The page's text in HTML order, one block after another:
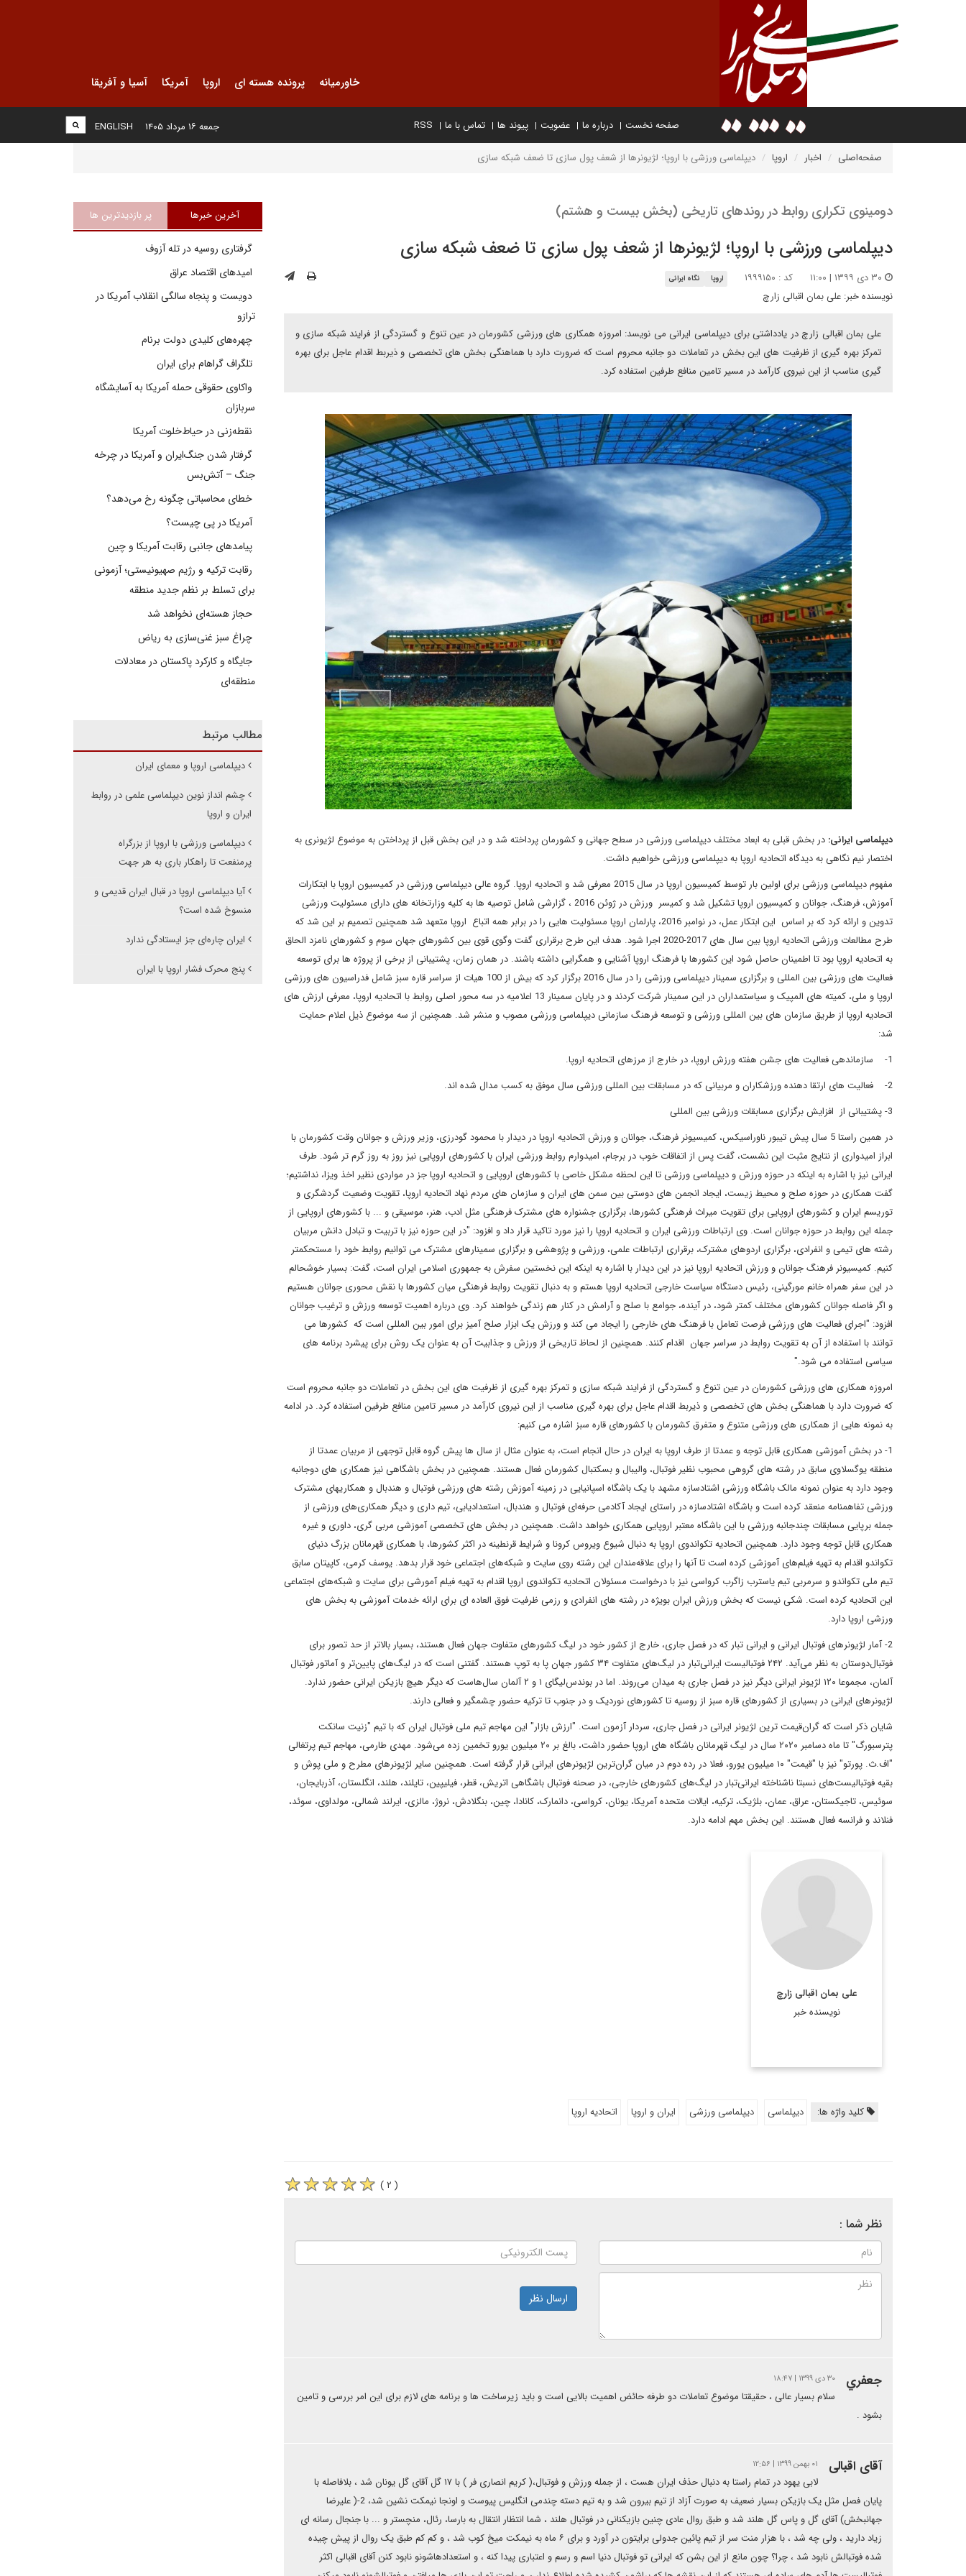
خاورمیانه پرونده هسته ای اروپا آمریکا آسیا و آفریقا
صفحه نخست درباره ما عضویت پیوند ها تماس با ما RSS
ENGLISH جمعه ۱۶ مرداد ۱۴۰۵
صفحه‌اصلی اخبار اروپا دیپلماسی ورزشی با اروپا؛ لژیونرها از شعف پول سازی تا ضعف شبکه سازی
دومینوی تکراری روابط در روندهای تاریخی (بخش بیست و هشتم)
دیپلماسی ورزشی با اروپا؛ لژیونرها از شعف پول سازی تا ضعف شبکه سازی
کد : ۱۹۹۹۱۵۰ اروپا نگاه ایرانی
نویسنده خبر: علی بمان اقبالی زارچ
علی بمان اقبالی زارچ در یادداشتی برای دیپلماسی ایرانی می نویسد: امروزه همکاری های ورزشی کشورمان در عین تنوع و گستردگی از فرایند شبکه سازی و
تمرکز بهره گیری از ظرفیت های این بخش در تعاملات دو جانبه محروم است که ضرورت دارد با هماهنگی بخش های تخصصی و ذیربط اقدام عاجل برای بهره
گیری مناسب از این نیروی کارآمد در مسیر تامین منافع طرفین استفاده کرد.
دیپلماسی ایرانی: در بخش قبلی به ابعاد مختلف دیپلماسی ورزشی در سطح جهانی و کشورمان پرداخته شد و در این بخش قبل از پرداختن به موضوع لژیونری به
اختصار نیم نگاهی به دیدگاه اتحادیه اروپا به دیپلماسی ورزشی خواهیم داشت.
مفهوم دیپلماسی ورزشی برای اولین بار توسط کمیسیون اروپا در سال 2015 معرفی شد و اتحادیه اروپا. گروه عالی دیپلماسی ورزشی در کمیسیون اروپا با ابتکارات
آموزش، فرهنگ، جوانان و کمیسیون اروپا تشکیل شد و کمیسر ورزش در ژوئن 2016 ، گزارشی شامل توصیه ها به کلیه وزارتخانه های دارای مسئولیت ورزشی
تدوین و ارائه کرد که بر اساس این ابتکار عمل، در نوامبر 2016، پارلمان اروپا مسئولیت هایی را در برابر همه اتباع اروپا متعهد شد همچنین تصمیم بر این شد که
طرح مطالعات ورزشی اتحادیه اروپا بین سال های 2017-2020 اجرا شود. هدف این طرح برقراری گفت وگوی قوی بین کشورهای جهان سوم و کشورهای نامزد الحاق
به اتحادیه اروپا بود تا اطمینان حاصل شود این کشورها با فرهنگ اروپا آشنایی و همگرایی داشته باشند. در همان زمان، پشتیبانی از برخی از پروژه ها برای توسعه
فعالیت های ورزشی بین المللی و برگزاری سمینار دیپلماسی ورزشی را در سال 2016 برگزار کرد که بیش از 100 هیات از سراسر قاره سبز شامل فدراسیون های ورزشی
اروپا و ملی، کمیته های المپیک و سیاستمداران در این سمینار شرکت کردند و در پایان سمینار 13 اعلامیه در سه محور اصلی روابط با اتحادیه اروپا، معرفی ارزش های
اتحادیه اروپا از طریق سازمان های بین المللی ورزشی و توسعه فرهنگ سازمانی دیپلماسی ورزشی مصوب و منشر شد. همچنین از سه موضوع ذیل اعلام حمایت
شد:
1- سازماندهی فعالیت های جشن هفته ورزش اروپا، در خارج از مرزهای اتحادیه اروپا.
2- فعالیت های ارتقا دهنده ورزشکاران و مربیانی که در مسابقات بین المللی ورزشی سال موفق به کسب مدال شده اند.
3- پشتیبانی از افزایش برگزاری مسابقات ورزشی بین المللی
در همین راستا 5 سال پیش تیبور ناوراسیکس، کمیسیونر فرهنگ، جوانان و ورزش اتحادیه اروپا در دیدار با محمود گودرزی، وزیر ورزش و جوانان وقت کشورمان با
ابراز امیدواری از نتایج مثبت این نشست، گفت پس از اتفاقات خوب در برجام، امیدوارم روابط ورزشی ایران با کشورهای اروپایی نیز روز به روز گرم تر شود. طرف
ایرانی نیز با اشاره به اینکه در حوزه ورزش و دیپلماسی ورزشی تا این لحظه مشکل خاصی با کشورهای اروپایی و اتحادیه اروپا جز در مواردی نظیر اخذ ویزا، نداشتیم؛
گفت همکاری در حوزه صلح و محیط زیست، ‌ایجاد انجمن های دوستی بین سمن های ایران و سازمان های مردم نهاد اتحادیه اروپا، تقویت وضعیت گردشگری و
توریسم ایران و کشورهای اروپایی برای تقویت میراث فرهنگی کشورها، برگزاری جشنواره های مشترک فرهنگی مثل ادب، هنر، موسیقی و ... با کشورهای اروپایی از
جمله این روابط در حوزه جوانان است. وی ارتباطات ورزشی ایران و اتحادیه اروپا را نیز مورد تاکید قرار داد و افزود: "در این حوزه نیز با تربیت و تبادل دانش مربیان
رشته های تیمی و انفرادی، برگزاری اردوهای مشترک، برقراری ارتباطات علمی، ورزشی و پژوهشی و برگزاری سمینارهای مشترک می توانیم روابط خود را مستحکمتر
کنیم. کمیسیونر فرهنگ جوانان و ورزش اتحادیه اروپا نیز در این دیدار با اشاره به اینکه این نخستین سفرش به جمهوری اسلامی ایران است، گفت: بسیار خوشحالم
در این سفر همراه خانم مورگینی، رئیس دستگاه سیاست خارجی اتحادیه اروپا هستم و به دنبال تقویت روابط فرهنگی میان کشورها با نقش محوری جوانان هستیم
و اگر فاصله جوانان کشورهای مختلف کمتر شود، در آینده، جوامع با صلح و آرامش در کنار هم زندگی خواهند کرد. وی درباره اهمیت توسعه ورزش و ترغیب جوانان
افزود: "اجرای فعالیت های ورزشی فرصت تعامل با فرهنگ های خارجی را ایجاد می کند و ورزش یک ابزار صلح آمیز برای امور بین المللی است که کشورها می
توانند با استفاده از آن به تقویت روابط در سراسر جهان اقدام کنند. همچنین از لحاظ تاریخی از ورزش و جذابیت آن به عنوان یک روش برای پیشرد برنامه های
سیاسی استفاده می شود."
امروزه همکاری های ورزشی کشورمان در عین تنوع و گستردگی از فرایند شبکه سازی و تمرکز بهره گیری از ظرفیت های این بخش در تعاملات دو جانبه محروم است
که ضرورت دارد با هماهنگی بخش های تخصصی و ذیربط اقدام عاجل برای بهره گیری مناسب از این نیروی کارآمد در مسیر تامین منافع طرفین استفاده کرد. در ادامه
به نمونه هایی از همکاری های ورزشی متنوع و متفرق کشورمان با کشورهای قاره سبز اشاره می کنیم:
1- در بخش آموزشی همکاری قابل توجه و عمدتا از طرف اروپا به ایران در حال انجام است، به عنوان مثال از سال ها پیش گروه قابل توجهی از مربیان عمدتا از
منطقه یوگسلاوی سابق در رشته های گروهی محبوب نظیر فوتبال، والیبال و بسکتبال کشورمان فعال هستند. همچنین در بخش باشگاهی نیز همکاری های دوجانبه
وجود دارد به عنوان نمونه مالک باشگاه ورزشی اشتادسازه مشهد با یک باشگاه اسپانیایی در زمینه آموزش رشته های ورزشی فوتبال و هندبال و همکاریهای مشترک
ورزشی تفاهمنامه منعقد کرده‌ است و باشگاه اشتادسازه در راستای ایجاد آکادمی حرفه‌ای فوتبال و هندبال، استعدادیابی، تیم داری و دیگر همکاری‌های ورزشی از
جمله برپایی مسابقات چندجانبه ورزشی با این باشگاه معتبر اروپایی همکاری خواهد داشت. همچنین در بخش های تخصصی آموزشی مربی گری، داوری و غیره
همکاری قابل توجه وجود دارد. همچنین اتحادیه تکواندوی اروپا به دنبال شیوع ویروس کرونا و شرایط قرنطینه در اکثر کشورها، با همکاری قهرمانان بزرگ دنیای
تکواندو اقدام به تهیه فیلم‌‌های آموزشی کرده است تا آنها را برای علاقه‌مندان این رشته روی سایت و شبکه‌های اجتماعی خود قرار بدهد. یوسف کرمی، کاپیتان سابق
تیم ملی تکواندو و سرمربی تیم یاسترب زاگرب کرواسی نیز با درخواست مسئولان اتحادیه تکواندوی اروپا اقدام به تهیه فیلم آمورشی برای سایت و شبکه‌های اجتماعی
این اتحادیه کرده است. شکی نیست که بخش ورزش ایران بویژه در رشته های انفرادی و رزمی ظرفیت فوق العاده ای برای ارائه خدمات آموزشی به بخش های
ورزشی اروپا دارد.
2- آمار لژیونرهای فوتبال ایرانی و ایرانی تبار که در فصل جاری، خارج از کشور خود در لیگ کشورهای متفاوت جهان فعال هستند، بسیار بالاتر از حد تصور برای
فوتبال‌دوستان به نظر می‌آید. ۲۴۲ فوتبالیست ایرانی‌تبار در لیگ‌های متفاوت ۳۴ کشور جهان پا به توپ هستند. گفتنی است که در لیگ‌های پایین‌تر و آماتور فوتبال
آلمان، مجموعا ۱۲۰ لژیونر ایرانی دیگر نیز در فصل جاری به میدان می‌روند. اما در بوندس‌لیگای ۱ و ۲ آلمان سال‌هاست که دیگر هیچ بازیکن ایرانی حضور ندارد.
لژیونرهای ایرانی در بسیاری از کشورهای قاره سبز از روسیه تا کشورهای نوردیک و در جنوب تا ترکیه حضور چشمگیر و فعالی دارند.
شایان ذکر است که گران‌قیمت ترین لژیونر ایرانی در فصل جاری، سردار آزمون است. "ارزش بازار" این مهاجم تیم ملی فوتبال ایران که با تیم "زنیت سانکت
پترسبورگ" تا ماه دسامبر ۲۰۲۰ سال در لیگ قهرمانان باشگاه های اروپا حضور داشت، بالغ بر ۲۰ میلیون یورو تخمین زده می‌شود. مهدی طارمی، مهاجم تیم پرتغالی
"اف.ث. پورتو" نیز با "قیمت" ۱۰ میلیون یورو، فعلا در رده دوم در میان گران‌ترین لژیونرهای ایرانی قرار گرفته است. همچنین سایر لژیونرهای مطرح و ملی پوش و
بقیه فوتبالیست‌های نسبتا ناشناخته ایرانی‌تبار در لیگ‌های کشورهای خارجی، در صحنه فوتبال باشگاهی اتریش، قطر، فیلیپین، تایلند، هلند، انگلستان، آذربایجان،
سوئیس، تاجیکستان، عراق، عمان، بلژیک، ترکیه، ایالات متحده آمریکا، یونان، کرواسی، دانمارک، کانادا، چین، بنگلادش، نروژ، مالزی، ایرلند شمالی، مولداوی، سوئد،
فنلاند و فرانسه فعال هستند. این بخش مهم ادامه دارد.
علی بمان اقبالی زارچ
نویسنده خبر
دیپلمات و کارشناس ارشد
کلید واژه ها: دیپلماسی دیپلماسی ورزشی ایران و اروپا اتحادیه اروپا
( ۲ )
نظر شما :
ارسال نظر
جعفري ۳۰ دی ۱۳۹۹ | ۱۸:۴۷
سلام بسیار عالی ، حقیقتا موضوع تعاملات دو طرفه حائض اهمیت بالایی است و باید زیرساخت ها و برنامه های لازم برای این امر بررسی و تامین
بشود .
آقای اقبالی ۰۱ بهمن ۱۳۹۹ | ۱۲:۵۶
لابی یهود در تمام راستا به دنبال حذف ایران هست ، از جمله ورزش و فوتبال،( کریم انصاری فر ) با ۱۷ گل آقای گل یونان شد ، بلافاصله با
پایان فصل مثل یک بازیکن بسیار ضعیف به صورت آزاد از تیم بیرون شد و به تیم دسته چندمی انگلیس پیوست و اونجا نیمکت نشین شد، 2-( علیرضا
جهانبخش) آقای گل و پاس گل هلند شد و طبق روال عادی چنین بازیکنانی در فوتبال هلند ، شما انتظار انتقال به بارسا، رئال، منچستر و ... با جنجال رسانه ای
زیاد دارید ، ولی چه شد ، با هزار منت سر از تیم پائین جدولی برایتون در آورد و برای ۶ ماه به نیمکت میخ کوب شد ، و کم کم طبق یک روال از پیش چیده
شده فوتبالش نابود شد ، چرا؟ چون مانع از این بشن که ایرانی تو فوتبال دنیا اسم و رسم و اعتباری پیدا کنه ، و استعدادهاشونو نابود کنن آقای اقبالی اکثر
آخرین خبرها پر بازدیدترین ها
گرفتاری روسیه در تله آزوف
امیدهای اقتصاد عراق
دویست و پنجاه سالگی انقلاب آمریکا در
ترازو
چهره‌های کلیدی دولت برنام
تلگراف گراهام برای ایران
واکاوی حقوقی حمله آمریکا به آسایشگاه
سربازان
نقطه‌زنی در حیاط‌خلوت آمریکا
گرفتار شدن جنگ‌ایران و آمریکا در چرخه
جنگ – آتش‌بس
خطای محاسباتی چگونه رخ می‌دهد؟
آمریکا در پی چیست؟
پیامدهای جانبی رقابت آمریکا و چین
رقابت ترکیه و رژیم صهیونیستی؛ آزمونی
برای تسلط بر نظم جدید منطقه
حجاز هسته‌ای نخواهد شد
چراغ سبز غنی‌سازی به ریاض
جایگاه و کارکرد پاکستان در معادلات
منطقه‌ای
مطالب مرتبط
دیپلماسی اروپا و معمای ایران
چشم انداز نوین دیپلماسی علمی در روابط
ایران و اروپا
دیپلماسی ورزشی با اروپا از بزرگراه
پرمنفعت تا راهکار باری به هر جهت
آیا دیپلماسی اروپا در قبال ایران قدیمی و
منسوخ شده است؟
ایران چاره‌ای جز ایستادگی ندارد
پنج محرک فشار اروپا با ایران